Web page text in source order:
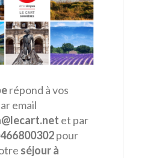
répond à vos
email
et par
pour
séjour à